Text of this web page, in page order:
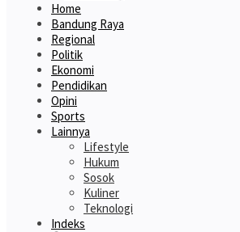
Home
Bandung Raya
Regional
Politik
Ekonomi
Pendidikan
Opini
Sports
Lainnya
Lifestyle
Hukum
Sosok
Kuliner
Teknologi
Indeks